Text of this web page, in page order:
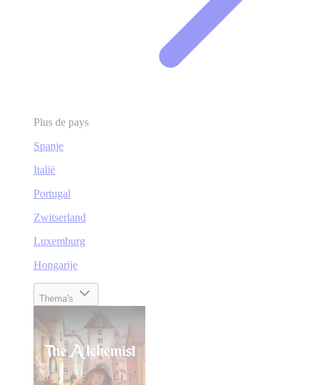
Plus de pays
Spanje
Italië
Portugal
Zwitserland
Luxemburg
Hongarije
Thema's